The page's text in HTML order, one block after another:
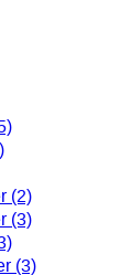
(2)
(3)
(3)